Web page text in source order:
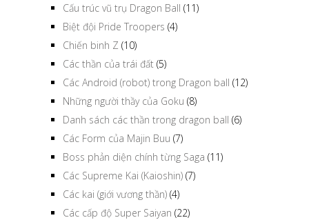
Cấu trúc vũ trụ Dragon Ball (11)
Biệt đội Pride Troopers (4)
Chiến binh Z (10)
Các thần của trái đất (5)
Các Android (robot) trong Dragon ball (12)
Những người thầy của Goku (8)
Danh sách các thần trong dragon ball (6)
Các Form của Majin Buu (7)
Boss phản diện chính từng Saga (11)
Các Supreme Kai (Kaioshin) (7)
Các kai (giới vương thần) (4)
Các cấp độ Super Saiyan (22)